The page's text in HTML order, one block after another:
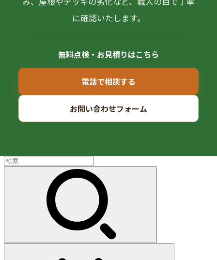
に確認いたします。
無料点検・お見積りはこちら
電話で相談する
お問い合わせフォーム
検
索: